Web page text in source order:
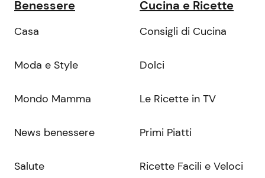
Benessere
Casa
Moda e Style
Mondo Mamma
News benessere
Salute
Cucina e Ricette
Consigli di Cucina
Dolci
Le Ricette in TV
Primi Piatti
Ricette Facili e Veloci